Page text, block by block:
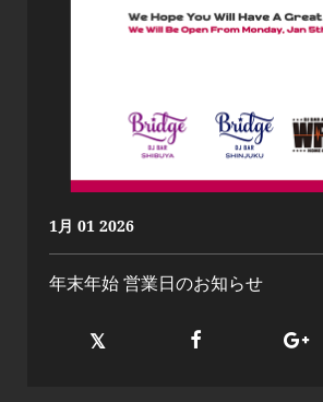
1月 01 2026
年末年始 営業日のお知らせ